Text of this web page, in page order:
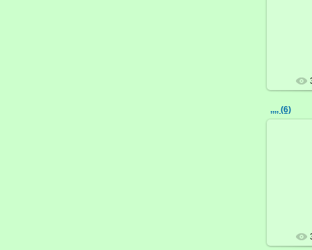
,,,, (6)